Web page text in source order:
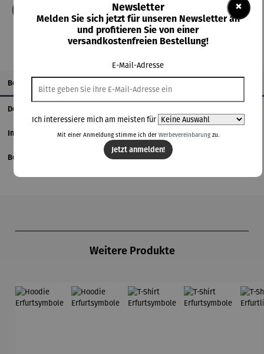
In den Warenkorb
Beschreibung
Details
Informationen zum Hersteller
Bewertungen
Weitere Produkte
×
Newsletter
Melden Sie sich jetzt für unseren Newsletter an
und profitieren Sie von einer
versandkostenfreien Bestellung!
E-Mail-Adresse
Ich interessiere mich am meisten für
Mit einer Anmeldung stimme ich der Werbevereinbarungzu.
Jetzt anmelden!